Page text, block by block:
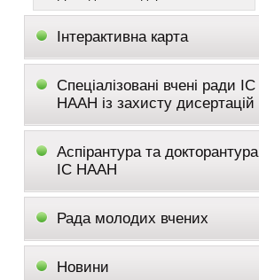
Інтерактивна карта
Спеціалізовані вчені ради ІС
НААН із захисту дисертацій
Аспірантура та докторантура
ІС НААН
Рада молодих вчених
Новини